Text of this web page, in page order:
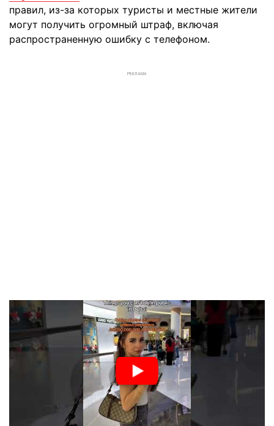
правил, из-за которых туристы и местные жители
могут получить огромный штраф, включая
распространенную ошибку с телефоном.
РЕКЛАМА